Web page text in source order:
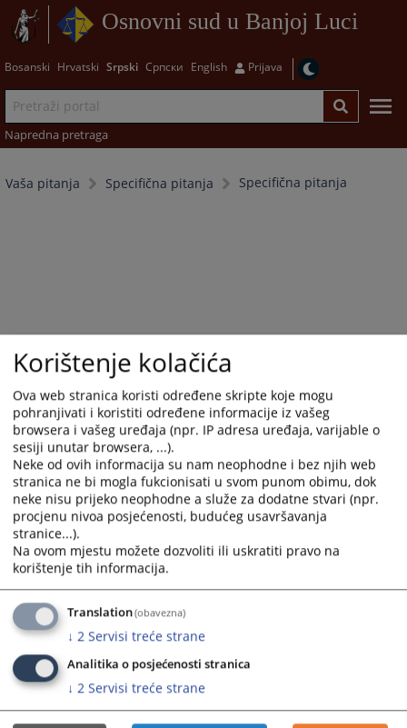
Osnovni sud u Banjoj Luci
Bosanski Hrvatski Srpski Српски English Prijava
Napredna pretraga
Vaša pitanja Specifična pitanja Specifična pitanja
Trenutno nema vijesti
Korištenje kolačića
Ova web stranica koristi određene skripte koje mogu
pohranjivati i koristiti određene informacije iz vašeg
browsera i vašeg uređaja (npr. IP adresa uređaja, varijable o
sesiji unutar browsera, ...).
Neke od ovih informacija su nam neophodne i bez njih web
stranica ne bi mogla fukcionisati u svom punom obimu, dok
neke nisu prijeko neophodne a služe za dodatne stvari (npr.
procjenu nivoa posjećenosti, budućeg usavršavanja
stranice...).
Na ovom mjestu možete dozvoliti ili uskratiti pravo na
korištenje tih informacija.
Translation(obavezna)
↓ 2 Servisi treće strane
Analitika o posjećenosti stranica
↓ 2 Servisi treće strane